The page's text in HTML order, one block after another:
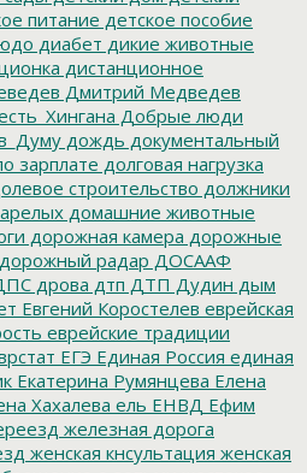
питание детское пособие
диабет дикие животные
дистанционное
Дмитрий Медведев
Добрые люди
дождь документальный
зарплате долговая нагрузка
строительство должники
домашние животные
дорожная камера дорожные
дорожный радар ДОСААФ
дрова дтп ДТП Дудин дым
Евгений Коростелев еврейская
еврейские традиции
ЕГЭ Единая Россия единая
Екатерина Румянцева Елена
Хахалева ель ЕНВД Ефим
железная дорога
женская кнсультация женская